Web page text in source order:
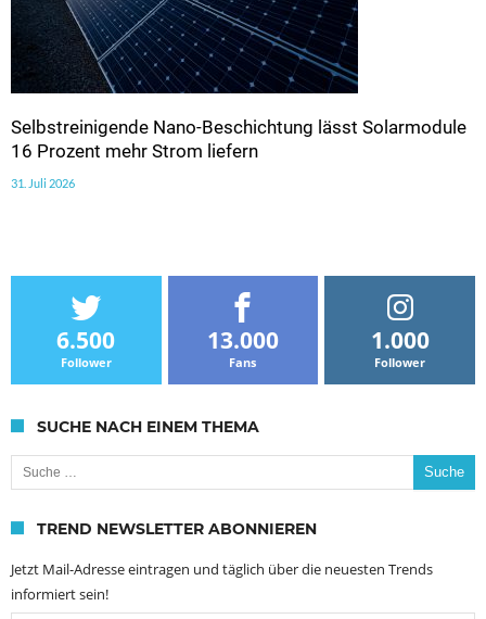
Selbstreinigende Nano-Beschichtung lässt Solarmodule
16 Prozent mehr Strom liefern
31. Juli 2026
6.500
Follower
13.000
Fans
1.000
Follower
SUCHE NACH EINEM THEMA
Suche nach:
TREND NEWSLETTER ABONNIEREN
Jetzt Mail-Adresse eintragen und täglich über die neuesten Trends
informiert sein!